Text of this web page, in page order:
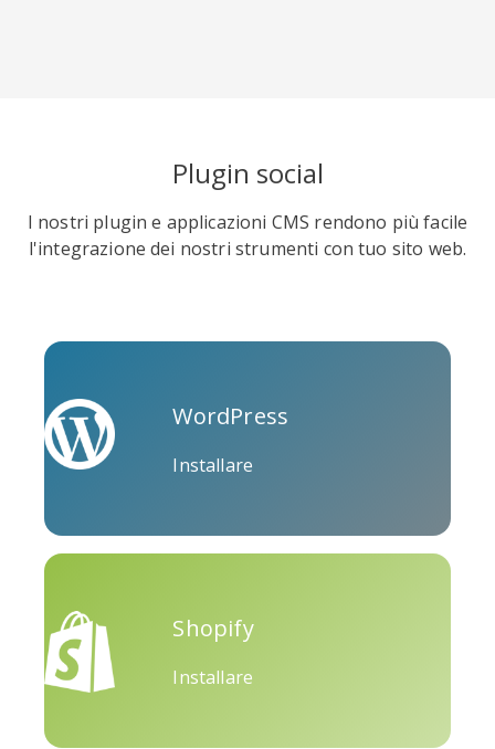
Okru Medio Airbnb
Plugin social
I nostri plugin e applicazioni CMS rendono più facile
l'integrazione dei nostri strumenti con tuo sito web.
WordPress
Installare
Shopify
Installare